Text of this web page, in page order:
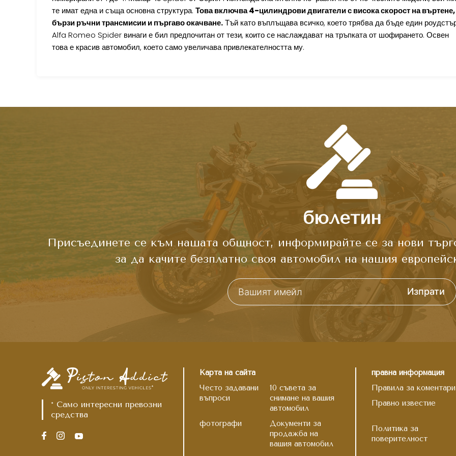
те имат една и съща основна структура. Това включва 4-цилиндрови двигатели с висока скорост на въртене,
бързи ръчни трансмисии и пъргаво окачване.Тъй като въплъщава всичко, което трябва да бъде един
Alfa Romeo Spider винаги е бил предпочитан от тези, които се наслаждават на тръпката от шофирането. Освен
това е красив автомобил, което само увеличава привлекателността му.
бюлетин
Присъединете се към нашата общност, информирайте се за нови
за да качите безплатно своя автомобил на нашия
Изпрати
* Само интересни превозни
средства
Карта на сайта
Често задавани
въпроси
10 съвета за
снимане на вашия
автомобил
фотографи
Документи за
продажба на
вашия автомобил
правна информация
Правила за коментари
Правно известие
Политика за
поверителност